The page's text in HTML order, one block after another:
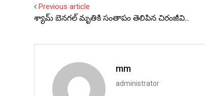
Previous article
శ్యామ్ బెనగల్ మృతికి సంతాపం తెలిపిన చిరంజీవి..
mm
administrator